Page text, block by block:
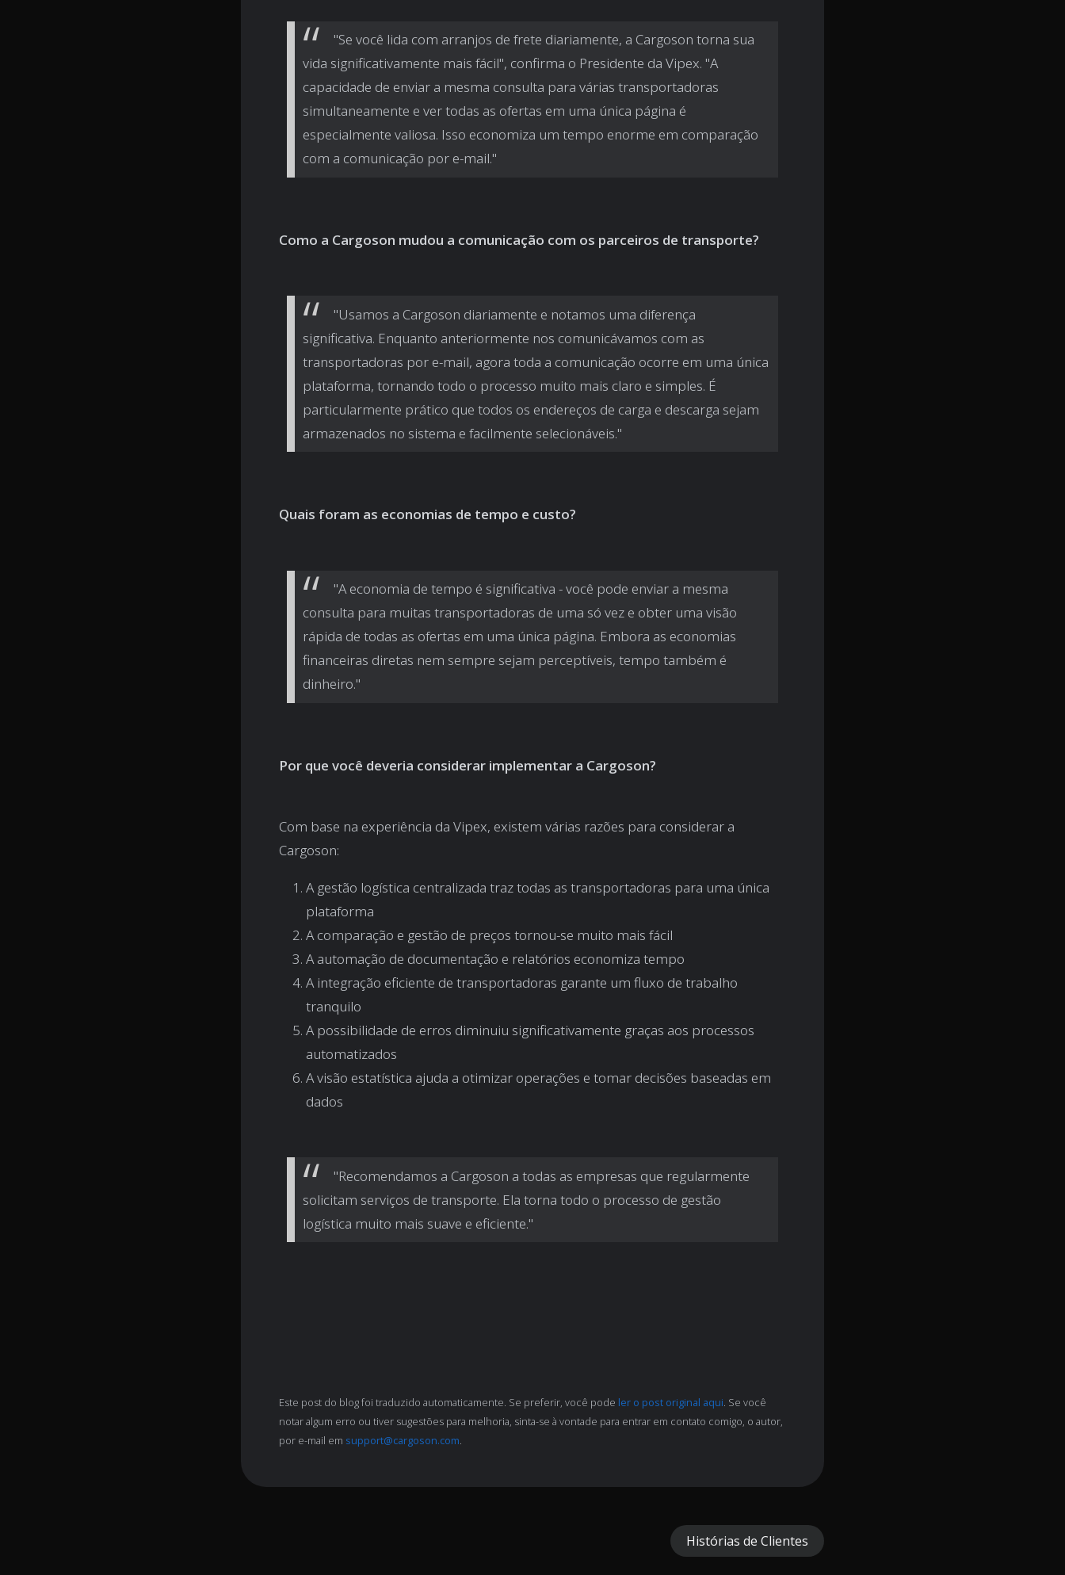
"Se você lida com arranjos de frete diariamente, a Cargoson torna sua
vida significativamente mais fácil", confirma o Presidente da Vipex. "A
capacidade de enviar a mesma consulta para várias transportadoras
simultaneamente e ver todas as ofertas em uma única página é
especialmente valiosa. Isso economiza um tempo enorme em comparação
com a comunicação por e-mail."
Como a Cargoson mudou a comunicação com os parceiros de transporte?
"Usamos a Cargoson diariamente e notamos uma diferença
significativa. Enquanto anteriormente nos comunicávamos com as
transportadoras por e-mail, agora toda a comunicação ocorre em uma única
plataforma, tornando todo o processo muito mais claro e simples. É
particularmente prático que todos os endereços de carga e descarga sejam
armazenados no sistema e facilmente selecionáveis."
Quais foram as economias de tempo e custo?
"A economia de tempo é significativa - você pode enviar a mesma
consulta para muitas transportadoras de uma só vez e obter uma visão
rápida de todas as ofertas em uma única página. Embora as economias
financeiras diretas nem sempre sejam perceptíveis, tempo também é
dinheiro."
Por que você deveria considerar implementar a Cargoson?
Com base na experiência da Vipex, existem várias razões para considerar a
Cargoson:
A gestão logística centralizada traz todas as transportadoras para uma única
plataforma
A comparação e gestão de preços tornou-se muito mais fácil
A automação de documentação e relatórios economiza tempo
A integração eficiente de transportadoras garante um fluxo de trabalho
tranquilo
A possibilidade de erros diminuiu significativamente graças aos processos
automatizados
A visão estatística ajuda a otimizar operações e tomar decisões baseadas em
dados
"Recomendamos a Cargoson a todas as empresas que regularmente
solicitam serviços de transporte. Ela torna todo o processo de gestão
logística muito mais suave e eficiente."
Este post do blog foi traduzido automaticamente. Se preferir, você pode ler o post original aqui. Se você
notar algum erro ou tiver sugestões para melhoria, sinta-se à vontade para entrar em contato comigo, o autor,
por e-mail em support@cargoson.com.
Histórias de Clientes